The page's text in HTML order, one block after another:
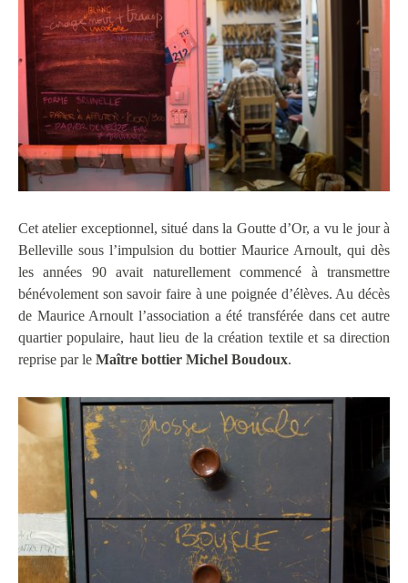
Cet atelier exceptionnel, situé dans la Goutte d’Or, a vu le jour à
Belleville sous l’impulsion du bottier Maurice Arnoult, qui dès
les années 90 avait naturellement commencé à transmettre
bénévolement son savoir faire à une poignée d’élèves. Au décès
de Maurice Arnoult l’association a été transférée dans cet autre
quartier populaire, haut lieu de la création textile et sa direction
reprise par le Maître bottier Michel Boudoux.